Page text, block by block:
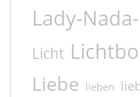
Lady-
Licht
Liebe lieben